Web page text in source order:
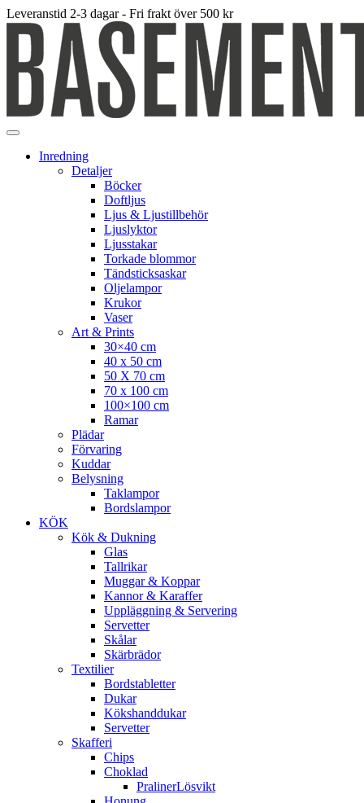
Leveranstid 2-3 dagar - Fri frakt över 500 kr
Inredning
Detaljer
Böcker
Doftljus
Ljus & Ljustillbehör
Ljuslyktor
Ljusstakar
Torkade blommor
Tändsticksaskar
Oljelampor
Krukor
Vaser
Art & Prints
30×40 cm
40 x 50 cm
50 X 70 cm
70 x 100 cm
100×100 cm
Ramar
Plädar
Förvaring
Kuddar
Belysning
Taklampor
Bordslampor
KÖK
Kök & Dukning
Glas
Tallrikar
Muggar & Koppar
Kannor & Karaffer
Uppläggning & Servering
Servetter
Skålar
Skärbrädor
Textilier
Bordstabletter
Dukar
Kökshanddukar
Servetter
Skafferi
Chips
Choklad
PralinerLösvikt